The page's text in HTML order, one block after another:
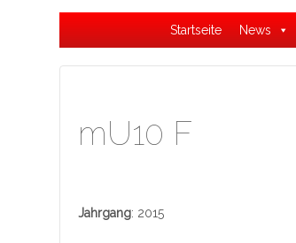
Startseite News
mU10 F
Jahrgang: 2015